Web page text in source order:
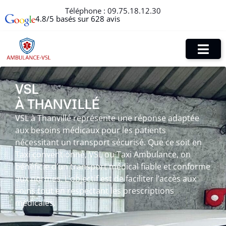
Téléphone : 09.75.18.12.30
4.8/5 basés sur 628 avis
VSL
À THANVILLÉ
VSL à Thanvillé représente une réponse adaptée
aux besoins médicaux pour les patients
nécessitant un transport sécurisé. Que ce soit en
Taxi conventionné, VSL ou Taxi Ambulance, on
bénéficie d’un transport médical fiable et conforme
aux normes. L’objectif est de faciliter l’accès aux
soins tout en respectant les prescriptions
médicales.